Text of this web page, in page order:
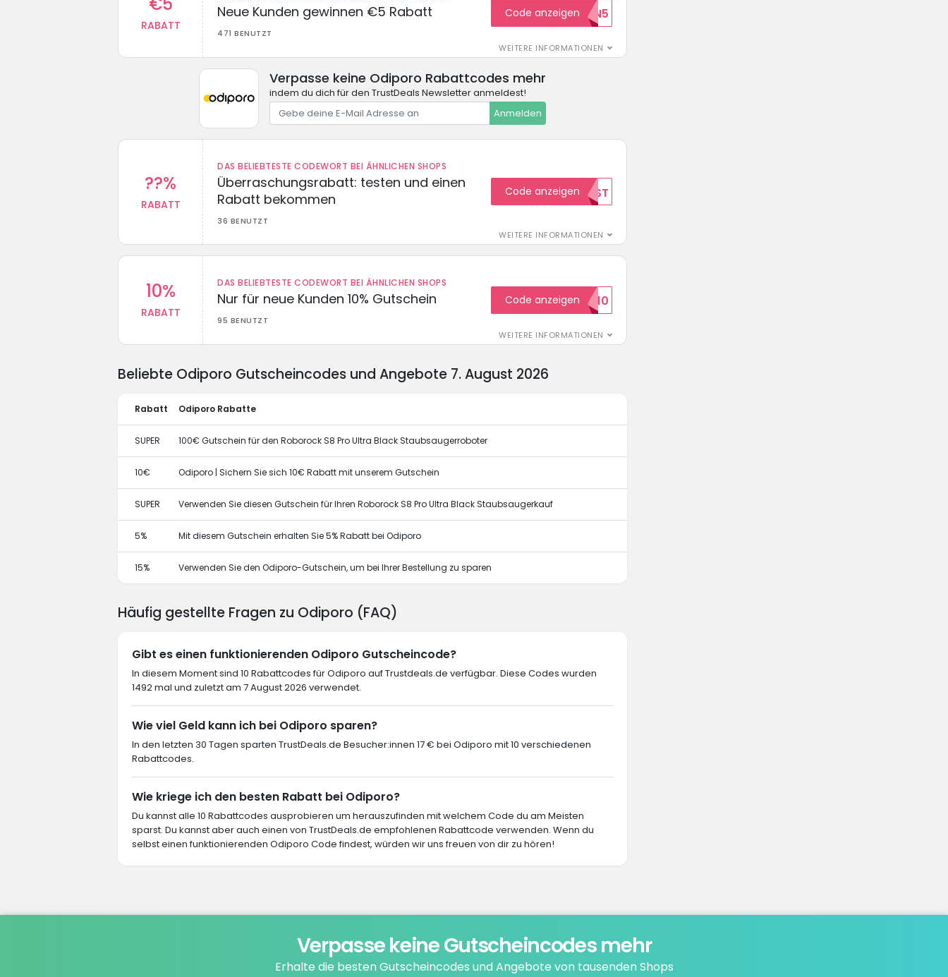
RABATT
Neue Kunden gewinnen €5 Rabatt
471 BENUTZT
WEITERE INFORMATIONEN
Code anzeigen
WILKOMMEN5
Verpasse keine Odiporo Rabattcodes mehr
indem du dich für den TrustDeals Newsletter anmeldest!
Anmelden
??%
RABATT
DAS BELIEBTESTE CODEWORT BEI ÄHNLICHEN SHOPS
Überraschungsrabatt: testen und einen
Rabatt bekommen
36 BENUTZT
WEITERE INFORMATIONEN
Code anzeigen TEST
10%
RABATT
DAS BELIEBTESTE CODEWORT BEI ÄHNLICHEN SHOPS
Nur für neue Kunden 10% Gutschein
95 BENUTZT
WEITERE INFORMATIONEN
Code anzeigen
WILKOMMEN10
Beliebte Odiporo Gutscheincodes und Angebote 7. August 2026
Rabatt Odiporo Rabatte
SUPER 100€ Gutschein für den Roborock S8 Pro Ultra Black Staubsaugerroboter
10€ Odiporo | Sichern Sie sich 10€ Rabatt mit unserem Gutschein
SUPER Verwenden Sie diesen Gutschein für Ihren Roborock S8 Pro Ultra Black Staubsaugerkauf
5% Mit diesem Gutschein erhalten Sie 5% Rabatt bei Odiporo
15% Verwenden Sie den Odiporo-Gutschein, um bei Ihrer Bestellung zu sparen
Häufig gestellte Fragen zu Odiporo (FAQ)
Gibt es einen funktionierenden Odiporo Gutscheincode?
In diesem Moment sind 10 Rabattcodes für Odiporo auf Trustdeals.de verfügbar. Diese Codes wurden
1492 mal und zuletzt am 7 August 2026 verwendet.
Wie viel Geld kann ich bei Odiporo sparen?
In den letzten 30 Tagen sparten TrustDeals.de Besucher:innen 17 € bei Odiporo mit 10 verschiedenen
Rabattcodes.
Wie kriege ich den besten Rabatt bei Odiporo?
Du kannst alle 10 Rabattcodes ausprobieren um herauszufinden mit welchem Code du am Meisten
sparst. Du kannst aber auch einen von TrustDeals.de empfohlenen Rabattcode verwenden. Wenn du
selbst einen funktionierenden Odiporo Code findest, würden wir uns freuen von dir zu hören!
Verpasse keine Gutscheincodes mehr
Erhalte die besten Gutscheincodes und Angebote von tausenden Shops